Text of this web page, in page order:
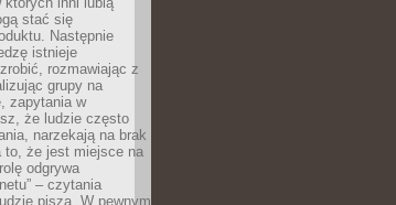
stać się
Następnie
istnieje
rozmawiając z
grupy na
zapytania w
że ludzie często
narzekają na brak
to, że jest miejsce na
odgrywa
– czytania
piszą. W pewnym